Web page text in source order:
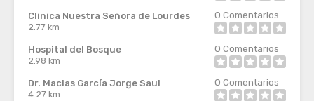
Clinica Nuestra Señora de Lourdes
2.77 km
0 Comentarios
Hospital del Bosque
2.98 km
0 Comentarios
Dr. Macias García Jorge Saul
4.27 km
0 Comentarios